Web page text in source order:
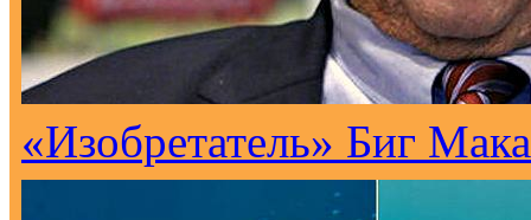
«Изобретатель» Биг